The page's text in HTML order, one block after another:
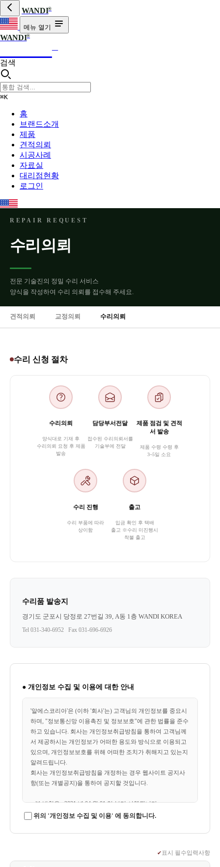
WANDI®
메뉴 열기
WANDI®
WANDI
검색
⌘K
홈
브랜드소개
제품
견적의뢰
시공사례
자료실
대리점현황
로그인
REPAIR REQUEST
수리의뢰
전문 기술진의 정밀 수리 서비스
양식을 작성하여 수리 의뢰를 접수해 주세요.
견적의뢰 교정의뢰 수리의뢰
수리 신청 절차
수리의뢰
양식대로 기재 후
수리의뢰 요청 후 제품
발송
담당부서전달
접수된 수리의뢰서를
기술부에 전달
제품 점검 및 견적
서 발송
제품 수령 수령 후
3~5일 소요
수리 진행
수리 부품에 따라
상이함
출고
입금 확인 후 택배
출고 ※수리 미진행시
착불 출고
수리품 발송지
경기도 군포시 당정로 27번길 39, A동 1층 WANDI KOREA
Tel 031-340-6952 Fax 031-696-6926
● 개인정보 수집 및 이용에 대한 안내
'알에스코리아'은 (이하 '회사'는) 고객님의 개인정보를 중요시
하며, "정보통신망 이용촉진 및 정보보호"에 관한 법률을 준수
하고 있습니다. 회사는 개인정보취급방침을 통하여 고객님께
서 제공하시는 개인정보가 어떠한 용도와 방식으로 이용되고
있으며, 개인정보보호를 위해 어떠한 조치가 취해지고 있는지
알려드립니다.
회사는 개인정보취급방침을 개정하는 경우 웹사이트 공지사
항(또는 개별공지)을 통하여 공지할 것입니다.
ο 본 방침은 : 2021 년 04 월 01 일 부터 시행됩니다.
◆ 수집하는 개인정보의 항목
ο 수집항목 : 이름, 아이디, 비밀번호, 자택 전화번호, 휴대전화
위의 '개인정보 수집 및 이용' 에 동의합니다.
✔표시 필수입력사항